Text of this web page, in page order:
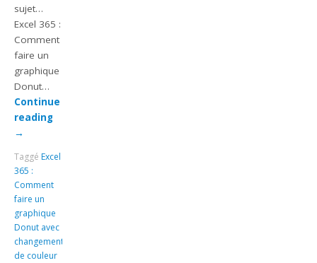
sujet…
Excel 365 :
Comment
faire un
graphique
Donut…
Continue
reading
→
Taggé Excel
365 :
Comment
faire un
graphique
Donut avec
changement
de couleur